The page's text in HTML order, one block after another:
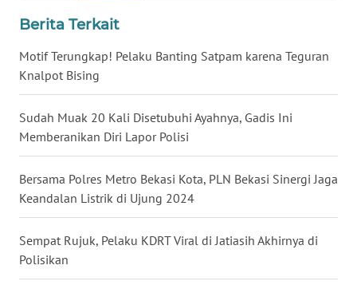
Berita Terkait
Motif Terungkap! Pelaku Banting Satpam karena Teguran
Knalpot Bising
Sudah Muak 20 Kali Disetubuhi Ayahnya, Gadis Ini
Memberanikan Diri Lapor Polisi
Bersama Polres Metro Bekasi Kota, PLN Bekasi Sinergi Jaga
Keandalan Listrik di Ujung 2024
Sempat Rujuk, Pelaku KDRT Viral di Jatiasih Akhirnya di
Polisikan
GORONTALO
WN
SULUT
WN
MALUKU
WN
MALUT
WN
DAIRI